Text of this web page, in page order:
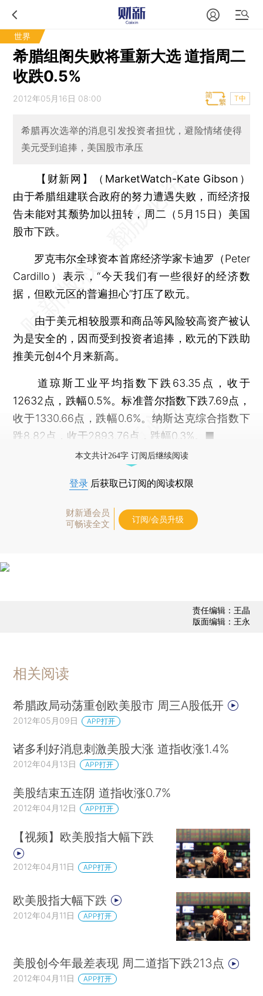
世界
希腊组阁失败将重新大选 道指周二
收跌0.5%
2012年05月16日 08:00 T中
希腊再次选举的消息引发投资者担忧，避险情绪使得
美元受到追捧，美国股市承压
【财新网】（MarketWatch-Kate Gibson）
由于希腊组建联合政府的努力遭遇失败，而经济报
告未能对其颓势加以扭转，周二（5月15日）美国
股市下跌。
罗克韦尔全球资本首席经济学家卡迪罗（Peter
Cardillo）表示，“今天我们有一些很好的经济数
据，但欧元区的普遍担心”打压了欧元。
由于美元相较股票和商品等风险较高资产被认
为是安全的，因而受到投资者追捧，欧元的下跌助
推美元创4个月来新高。
道琼斯工业平均指数下跌63.35点，收于
12632点，跌幅0.5%。标准普尔指数下跌7.69点，
收于1330.66点，跌幅0.6%。纳斯达克综合指数下
跌8.82点，收于2893.76点，跌幅0.3%。■
本文共计264字 订阅后继续阅读
登录 后获取已订阅的阅读权限
财新通会员
可畅读全文
订阅/会员升级
责任编辑：王晶
版面编辑：王永
相关阅读
希腊政局动荡重创欧美股市 周三A股低开
2012年05月09日 APP打开
诸多利好消息刺激美股大涨 道指收涨1.4%
2012年04月13日 APP打开
美股结束五连阴 道指收涨0.7%
2012年04月12日 APP打开
【视频】欧美股指大幅下跌
2012年04月11日 APP打开
欧美股指大幅下跌
2012年04月11日 APP打开
美股创今年最差表现 周二道指下跌213点
2012年04月11日 APP打开